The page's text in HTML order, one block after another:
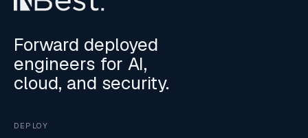
Forward deployed
engineers for AI,
cloud, and security.
DEPLOY